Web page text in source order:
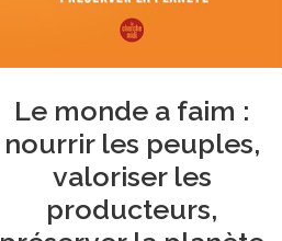
Le monde a faim :
nourrir les peuples,
valoriser les
producteurs,